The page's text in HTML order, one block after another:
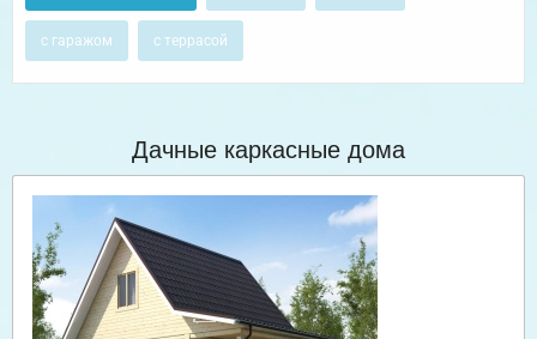
с гаражом с террасой
Дачные каркасные дома